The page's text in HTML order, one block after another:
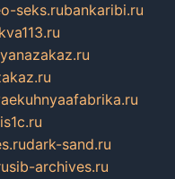
seks.rubankaribi.ru
dark-sand.ru
sib-archives.ru